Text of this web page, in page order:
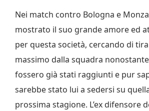
Nei match contro Bologna e
mostrato il suo grande amore ed
per questa società, cercando di
massimo dalla squadra
fossero già stati raggiunti e pur
sarebbe stato lui a sedersi su
prossima stagione. L’ex difensore